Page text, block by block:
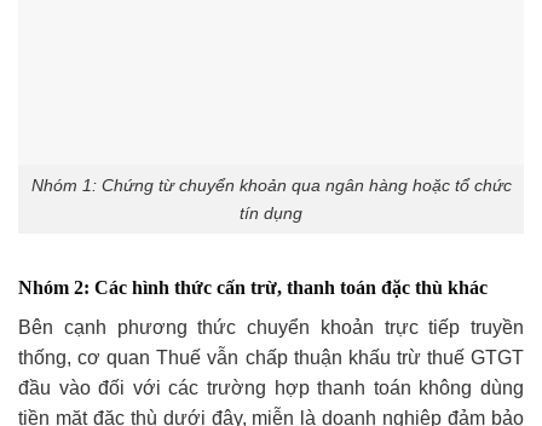
Nhóm 1: Chứng từ chuyển khoản qua ngân hàng hoặc tổ chức
tín dụng
Nhóm 2: Các hình thức cấn trừ, thanh toán đặc thù khác
Bên cạnh phương thức chuyển khoản trực tiếp truyền
thống, cơ quan Thuế vẫn chấp thuận khấu trừ thuế GTGT
đầu vào đối với các trường hợp thanh toán không dùng
tiền mặt đặc thù dưới đây, miễn là doanh nghiệp đảm bảo